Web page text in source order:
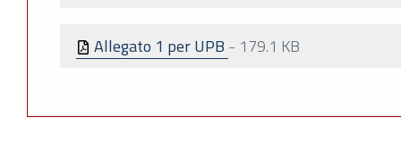
Allegato 1 per UPB - 179.1 KB